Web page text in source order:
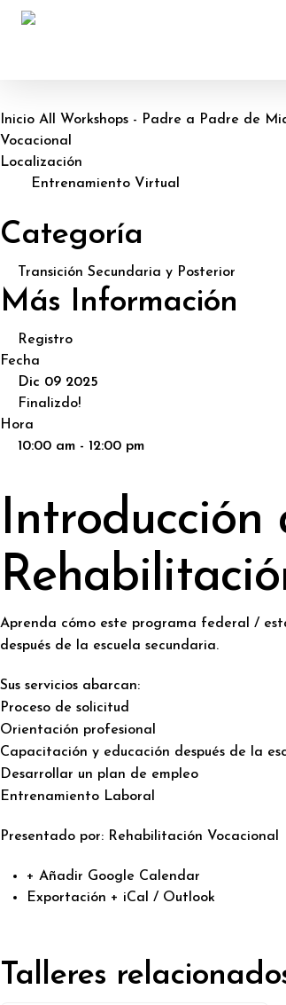
Skip
Inicio All Workshops - Padre a Padre de
Vocacional
Localización
Entrenamiento Virtual
Categoría
Transición Secundaria y Posterior
Más Información
Registro
Fecha
Dic 09 2025
Finalizdo!
Hora
10:00 am - 12:00 pm
Introducción
Aprenda cómo este programa federal /
después de la escuela secundaria.
Sus servicios abarcan:
Proceso de solicitud
Orientación profesional
Capacitación y educación después de la
Desarrollar un plan de empleo
Entrenamiento Laboral
Presentado por: Rehabilitación Vocacional
+ Añadir Google Calendar
Exportación + iCal / Outlook
Talleres